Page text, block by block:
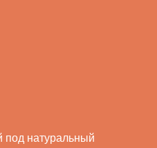
под натуральный